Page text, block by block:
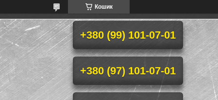
Кошик
+380 (99) 101-07-01
+380 (97) 101-07-01